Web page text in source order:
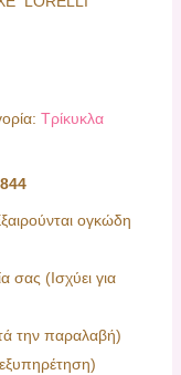
Τρίκυκλα
ογκώδη
σας (Ισχύει για
την παραλαβή)